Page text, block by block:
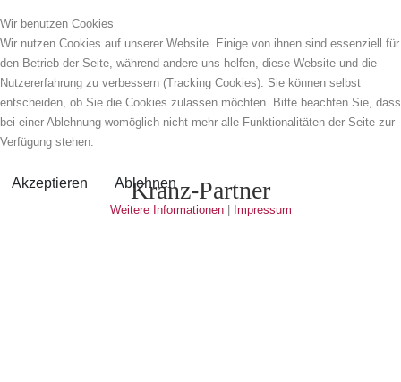
Kranz-Partner
Wir benutzen Cookies
Wir nutzen Cookies auf unserer Website. Einige von ihnen sind essenziell für
den Betrieb der Seite, während andere uns helfen, diese Website und die
Nutzererfahrung zu verbessern (Tracking Cookies). Sie können selbst
entscheiden, ob Sie die Cookies zulassen möchten. Bitte beachten Sie, dass
bei einer Ablehnung womöglich nicht mehr alle Funktionalitäten der Seite zur
Verfügung stehen.
Akzeptieren Ablehnen
Weitere Informationen| Impressum